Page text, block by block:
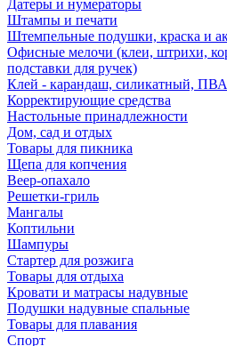
Датеры и нумераторы
Штампы и печати
Штемпельные подушки, краска и
Офисные мелочи (клеи, штрихи,
подставки для ручек)
Клей - карандаш, силикатный, ПВА
Корректирующие средства
Настольные принадлежности
Дом, сад и отдых
Товары для пикника
Щепа для копчения
Веер-опахало
Решетки-гриль
Мангалы
Коптильни
Шампуры
Стартер для розжига
Товары для отдыха
Кровати и матрасы надувные
Подушки надувные спальные
Товары для плавания
Спорт